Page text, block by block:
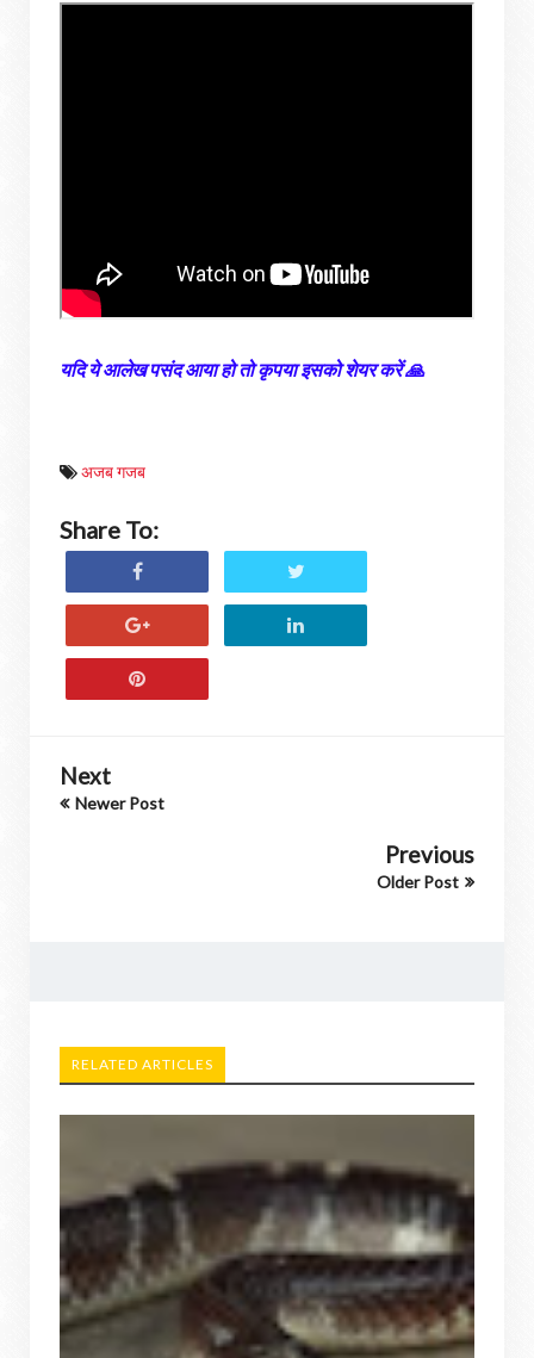
यदि ये आलेख पसंद आया हो तो कृपया इसको शेयर करें 🙏
अजब गजब
Share To:
Next
Newer Post
Previous
Older Post
RELATED ARTICLES